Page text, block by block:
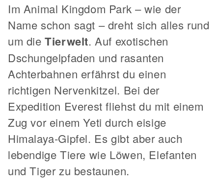
Im Animal Kingdom Park – wie der
Name schon sagt – dreht sich alles rund
um dieTierwelt. Auf exotischen
Dschungelpfaden und rasanten
Achterbahnen erfährst du einen
richtigen Nervenkitzel. Bei der
Expedition Everest fliehst du mit einem
Zug vor einem Yeti durch eisige
Himalaya-Gipfel. Es gibt aber auch
lebendige Tiere wie Löwen, Elefanten
und Tiger zu bestaunen.